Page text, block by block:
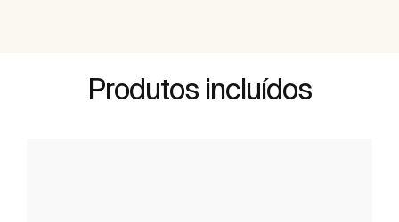
Produtos incluídos